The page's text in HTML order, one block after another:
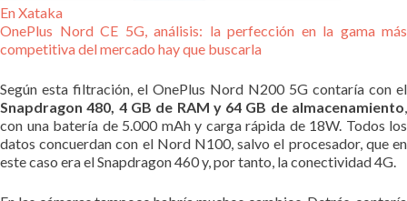
En Xataka
OnePlus Nord CE 5G, análisis: la perfección en la gama más
competitiva del mercado hay que buscarla
Según esta filtración, el OnePlus Nord N200 5G contaría con el
Snapdragon 480, 4 GB de RAM y 64 GB de almacenamiento,
con una batería de 5.000 mAh y carga rápida de 18W. Todos los
datos concuerdan con el Nord N100, salvo el procesador, que en
este caso era el Snapdragon 460 y, por tanto, la conectividad 4G.